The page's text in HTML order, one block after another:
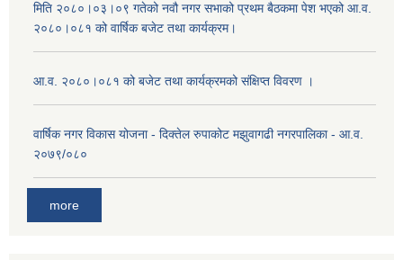
मिति २०८०।०३।०९ गतेको नवौ नगर सभाको प्रथम बैठकमा पेश भएको आ.व.
२०८०।०८१ को वार्षिक बजेट तथा कार्यक्रम।
आ.व. २०८०।०८१ को बजेट तथा कार्यक्रमको संक्षिप्त विवरण ।
वार्षिक नगर विकास योजना - दिक्तेल रुपाकोट मझुवागढी नगरपालिका - आ.व.
२०७९/०८०
more